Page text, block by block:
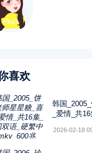
喜欢
韩国
_爱情_共
2026-02-18